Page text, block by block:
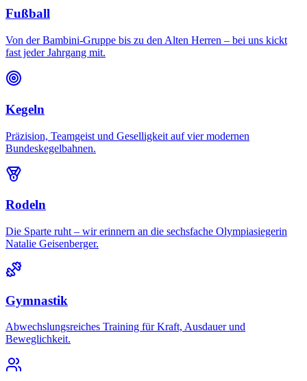
Fußball
Von der Bambini-Gruppe bis zu den Alten Herren – bei uns kickt
fast jeder Jahrgang mit.
Kegeln
Präzision, Teamgeist und Geselligkeit auf vier modernen
Bundeskegelbahnen.
Rodeln
Die Sparte ruht – wir erinnern an die sechsfache Olympiasiegerin
Natalie Geisenberger.
Gymnastik
Abwechslungsreiches Training für Kraft, Ausdauer und
Beweglichkeit.